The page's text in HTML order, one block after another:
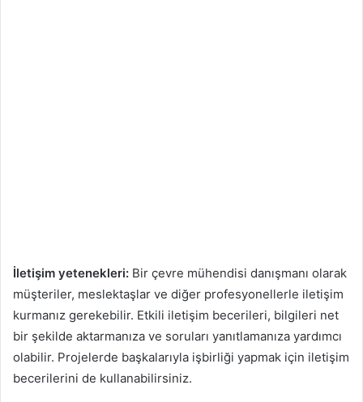
İletişim yetenekleri: Bir çevre mühendisi danışmanı olarak
müşteriler, meslektaşlar ve diğer profesyonellerle iletişim
kurmanız gerekebilir. Etkili iletişim becerileri, bilgileri net
bir şekilde aktarmanıza ve soruları yanıtlamanıza yardımcı
olabilir. Projelerde başkalarıyla işbirliği yapmak için iletişim
becerilerini de kullanabilirsiniz.